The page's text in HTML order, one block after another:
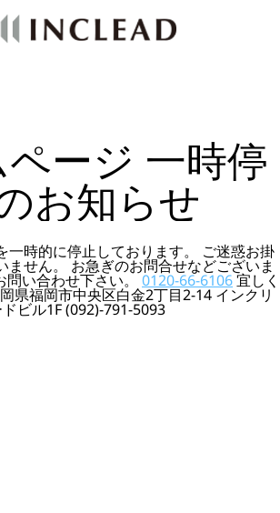
ージ 一時停
お知らせ
一時的に停止しております。 ご迷惑お掛
ません。 お急ぎのお問合せなどございま
問い合わせ下さい。0120-66-6106宜しく
県福岡市中央区白金2丁目2-14 インクリ
ビル1F (092)-791-5093